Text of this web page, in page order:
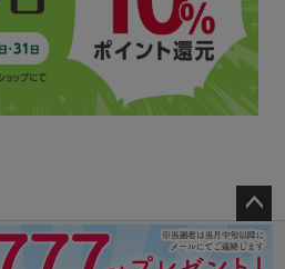
ペー
ジト